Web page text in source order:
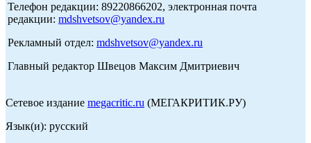
Телефон редакции: 89220866202, электронная почта
редакции: mdshvetsov@yandex.ru
Рекламный отдел: mdshvetsov@yandex.ru
Главный редактор Швецов Максим Дмитриевич
Сетевое издание megacritic.ru (МЕГАКРИТИК.РУ)
Язык(и): русский